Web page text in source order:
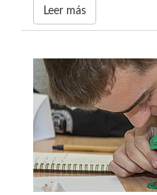
Leer más